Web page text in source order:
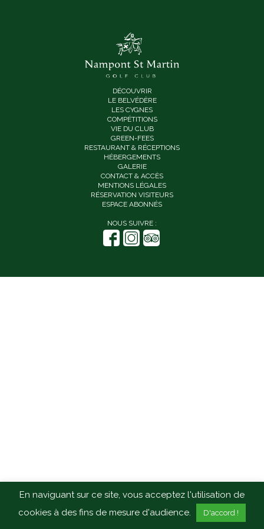
DÉCOUVRIR
LE BELVÉDÈRE
LES CYGNES
COMPÉTITIONS
VIE DU CLUB
GREEN-FEES
RESTAURANT & RÉCEPTIONS
HÉBERGEMENTS
GALERIE
CONTACT & ACCÈS
MENTIONS LÉGALES
RÉSERVATION VISITEURS
ESPACE ABONNÉS
NOUS SUIVRE :
En naviguant sur ce site, vous acceptez l'utilisation de
cookies à des fins de mesure d'audience.
D'accord !